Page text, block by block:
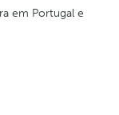
em Portugal e